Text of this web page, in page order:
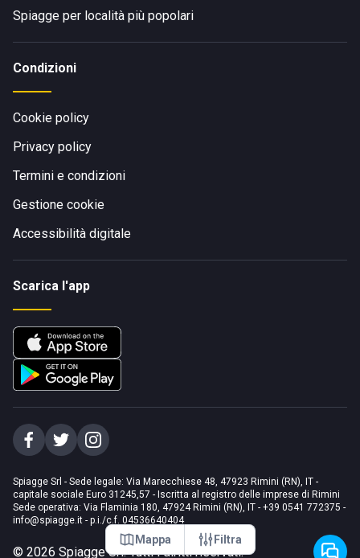
Mappa Filtra
Spiagge per località più popolari
Condizioni
Cookie policy
Privacy policy
Termini e condizioni
Gestione cookie
Accessibilità digitale
Scarica l'app
Spiagge Srl - Sede legale: Via Marecchiese 48, 47923 Rimini (RN), IT -
capitale sociale Euro 31245,57 - Iscritta al registro delle imprese di Rimini
Sede operativa: Via Flaminia 180, 47924 Rimini (RN), IT - +39 0541 772375 -
info@spiagge.it - p.i./c.f. 04536640404
© 2026 Spiagge Srl. Tutti i diritti riservati.